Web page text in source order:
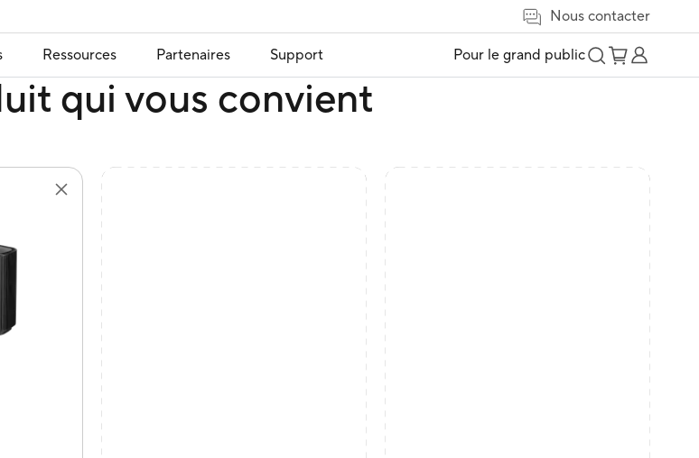
Nous contacter
Ressources Partenaires Support Pour le grand public
qui vous convient